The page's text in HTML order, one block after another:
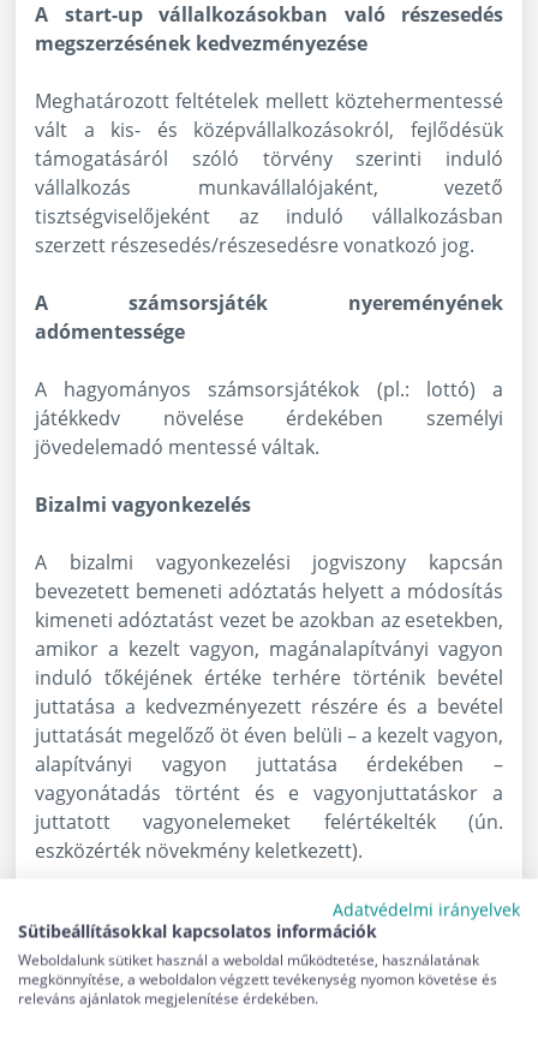
A start-up vállalkozásokban való részesedés
megszerzésének kedvezményezése
Meghatározott feltételek mellett köztehermentessé
vált a kis- és középvállalkozásokról, fejlődésük
támogatásáról szóló törvény szerinti induló
vállalkozás munkavállalójaként, vezető
tisztségviselőjeként az induló vállalkozásban
szerzett részesedés/részesedésre vonatkozó jog.
A számsorsjáték nyereményének
adómentessége
A hagyományos számsorsjátékok (pl.: lottó) a
játékkedv növelése érdekében személyi
jövedelemadó mentessé váltak.
Bizalmi vagyonkezelés
A bizalmi vagyonkezelési jogviszony kapcsán
bevezetett bemeneti adóztatás helyett a módosítás
kimeneti adóztatást vezet be azokban az esetekben,
amikor a kezelt vagyon, magánalapítványi vagyon
induló tőkéjének értéke terhére történik bevétel
juttatása a kedvezményezett részére és a bevétel
juttatását megelőző öt éven belüli – a kezelt vagyon,
alapítványi vagyon juttatása érdekében –
vagyonátadás történt és e vagyonjuttatáskor a
juttatott vagyonelemeket felértékelték (ún.
eszközérték növekmény keletkezett).
A hulladék átadását ösztönző juttatás
adómentessége
A hulladékról szóló 2012. évi CLXXXV. törvény
Adatvédelmi irányelvek
Sütibeállításokkal kapcsolatos információk
Weboldalunk sütiket használ a weboldal működtetése, használatának
megkönnyítése, a weboldalon végzett tevékenység nyomon követése és
releváns ajánlatok megjelenítése érdekében.